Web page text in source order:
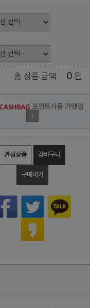
총 상품 금액 0 원
포인트사용 가맹점
?
관심상품 장바구니
구매하기